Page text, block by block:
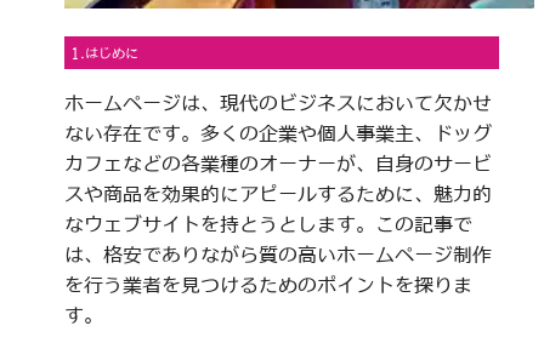
1.はじめに
ホームページは、現代のビジネスにおいて欠かせ
ない存在です。多くの企業や個人事業主、ドッグ
カフェなどの各業種のオーナーが、自身のサービ
スや商品を効果的にアピールするために、魅力的
なウェブサイトを持とうとします。この記事で
は、格安でありながら質の高いホームページ制作
を行う業者を見つけるためのポイントを探りま
す。